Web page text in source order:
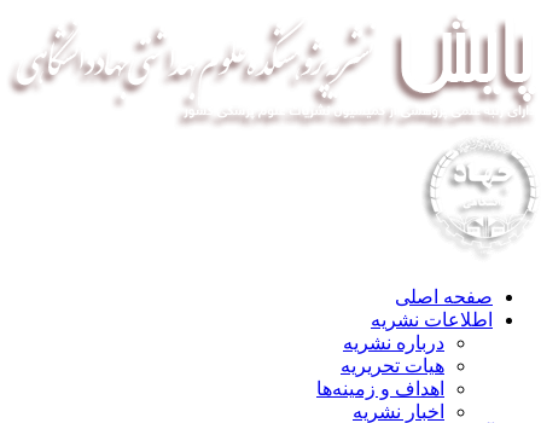
صفحه اصلی
اطلاعات نشریه
درباره نشریه
هیات تحریریه
اهداف و زمینه‌ها
اخبار نشریه